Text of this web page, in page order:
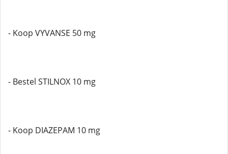
- Koop VYVANSE 50 mg
- Bestel STILNOX 10 mg
- Koop DIAZEPAM 10 mg